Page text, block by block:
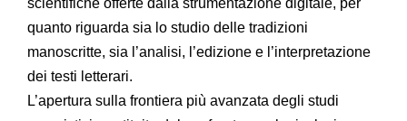
quanto riguarda sia lo studio delle tradizioni
manoscritte, sia l’analisi, l’edizione e l’interpretazione
dei testi letterari.
L’apertura sulla frontiera più avanzata degli studi